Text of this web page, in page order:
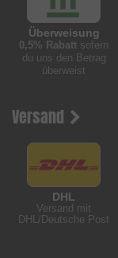
Überweisung
0,5% Rabatt sofern
du uns den Betrag
überweist
Versand
DHL
Versand mit
DHL/Deutsche Post